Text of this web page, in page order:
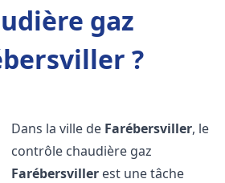
gaz
?
Dans la ville de Farébersviller, le
contrôle chaudière gaz
Farébersviller est une tâche